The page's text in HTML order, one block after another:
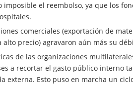
imposible el reembolso, ya que los
comerciales (exportación de
alto precio) agravaron aún más su
de las organizaciones
a recortar el gasto público interno
externa. Esto puso en marcha un